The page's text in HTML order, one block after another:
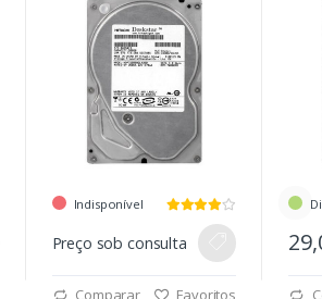
Indisponível
Preço sob consulta
Comparar Favoritos